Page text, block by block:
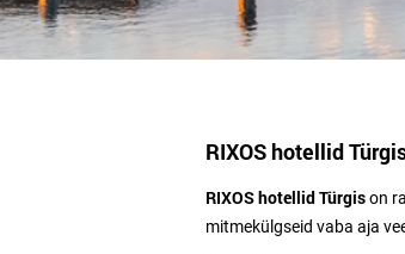
RIXOS hotellid
RIXOS hotellid Türgison
mitmekülgseid vaba aja